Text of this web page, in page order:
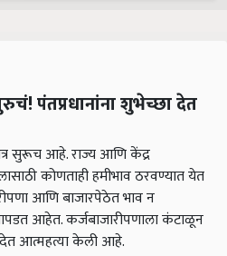
पंतप्रधानांना शुभेच्छा देत
सुरूच आहे. राज्य आणि केंद्र
कोणताही हमीभाव ठरवण्यात येत
आणि बाजारपेठेत भाव न
आहेत. कर्जबाजारीपणाला कंटाळून
आत्महत्या केली आहे.